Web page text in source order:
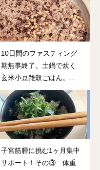
10日間のファスティング
期無事終了。土鍋で炊く
玄米小豆雑穀ごはん。キ
ラキラしています。
子宮筋腫に挑む⁡1ヶ月集中
サポート！その③ 体重